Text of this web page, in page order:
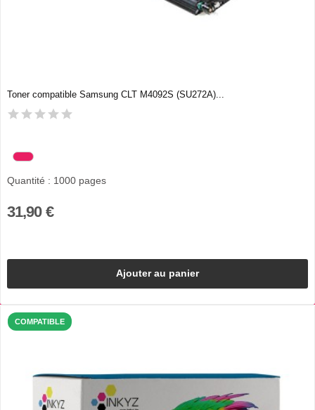
Toner compatible Samsung CLT M4092S (SU272A)...
Quantité : 1000 pages
31,90 €
Ajouter au panier
COMPATIBLE